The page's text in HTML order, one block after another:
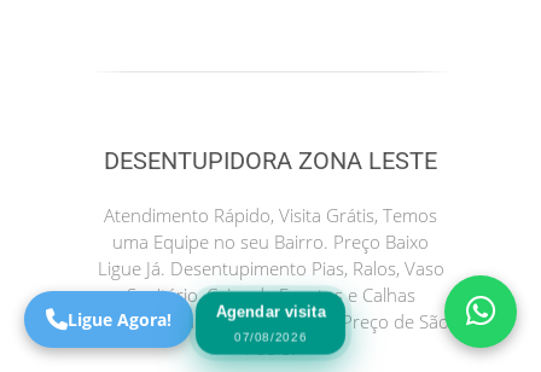
DESENTUPIDORA ZONA LESTE
Atendimento Rápido, Visita Grátis, Temos
uma Equipe no seu Bairro. Preço Baixo
Ligue Já. Desentupimento Pias, Ralos, Vaso
Sanitário, Caixa de Esgotos e Calhas
entupida Plantão 24h. Melhor Preço de São
Paulo.
Agendar visita
07/08/2026
Online
Ligue Agora!